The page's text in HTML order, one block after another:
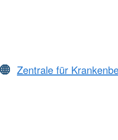
Zentrale für